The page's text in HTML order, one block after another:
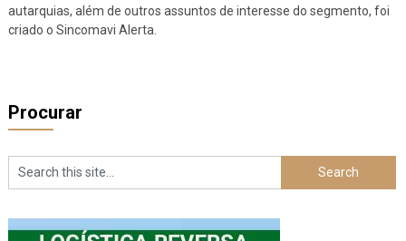
autarquias, além de outros assuntos de interesse do segmento, foi
criado o Sincomavi Alerta.
Procurar